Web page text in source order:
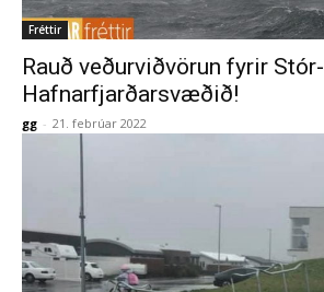
Fréttir
Rauð veðurviðvörun fyrir Stór-
Hafnarfjarðarsvæðið!
gg - 21. febrúar 2022